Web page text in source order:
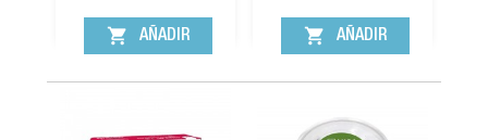
shopping_cart AÑADIR shopping_cart AÑADIR